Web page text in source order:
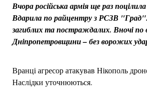
Вчора російська армія ще раз
Вдарила по райцентру з РСЗВ
загиблих та постраждалих. Вночі по
Дніпропетровщини – без ворожих
Вранці агресор атакував Нікополь
Наслідки уточнюються.